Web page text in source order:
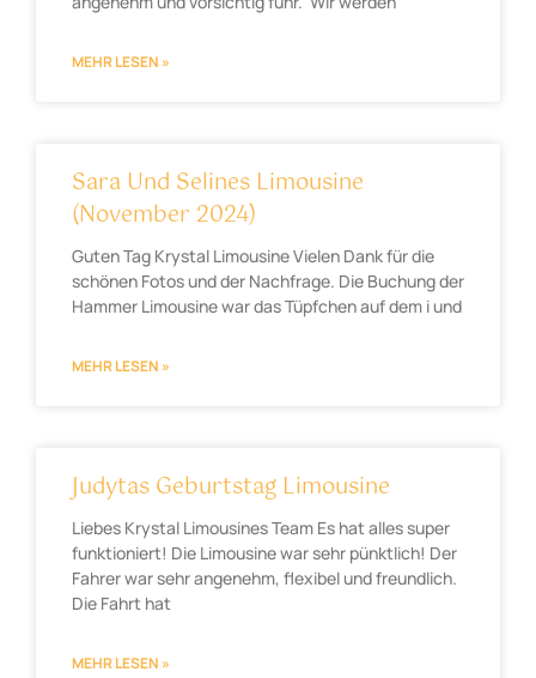
MEHR LESEN »
Sara Und Selines Limousine
(November 2024)
Guten Tag Krystal Limousine Vielen Dank für die
schönen Fotos und der Nachfrage. Die Buchung der
Hammer Limousine war das Tüpfchen auf dem i und
MEHR LESEN »
Judytas Geburtstag Limousine
Liebes Krystal Limousines Team Es hat alles super
funktioniert! Die Limousine war sehr pünktlich! Der
Fahrer war sehr angenehm, flexibel und freundlich.
Die Fahrt hat
MEHR LESEN »